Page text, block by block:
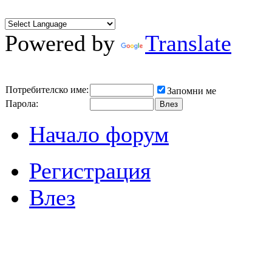
Powered by Translate
Потребителско име:
Запомни ме
Парола:
Начало форум
Регистрация
Влез